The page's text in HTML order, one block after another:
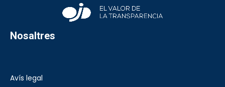
Nosaltres
Avís legal